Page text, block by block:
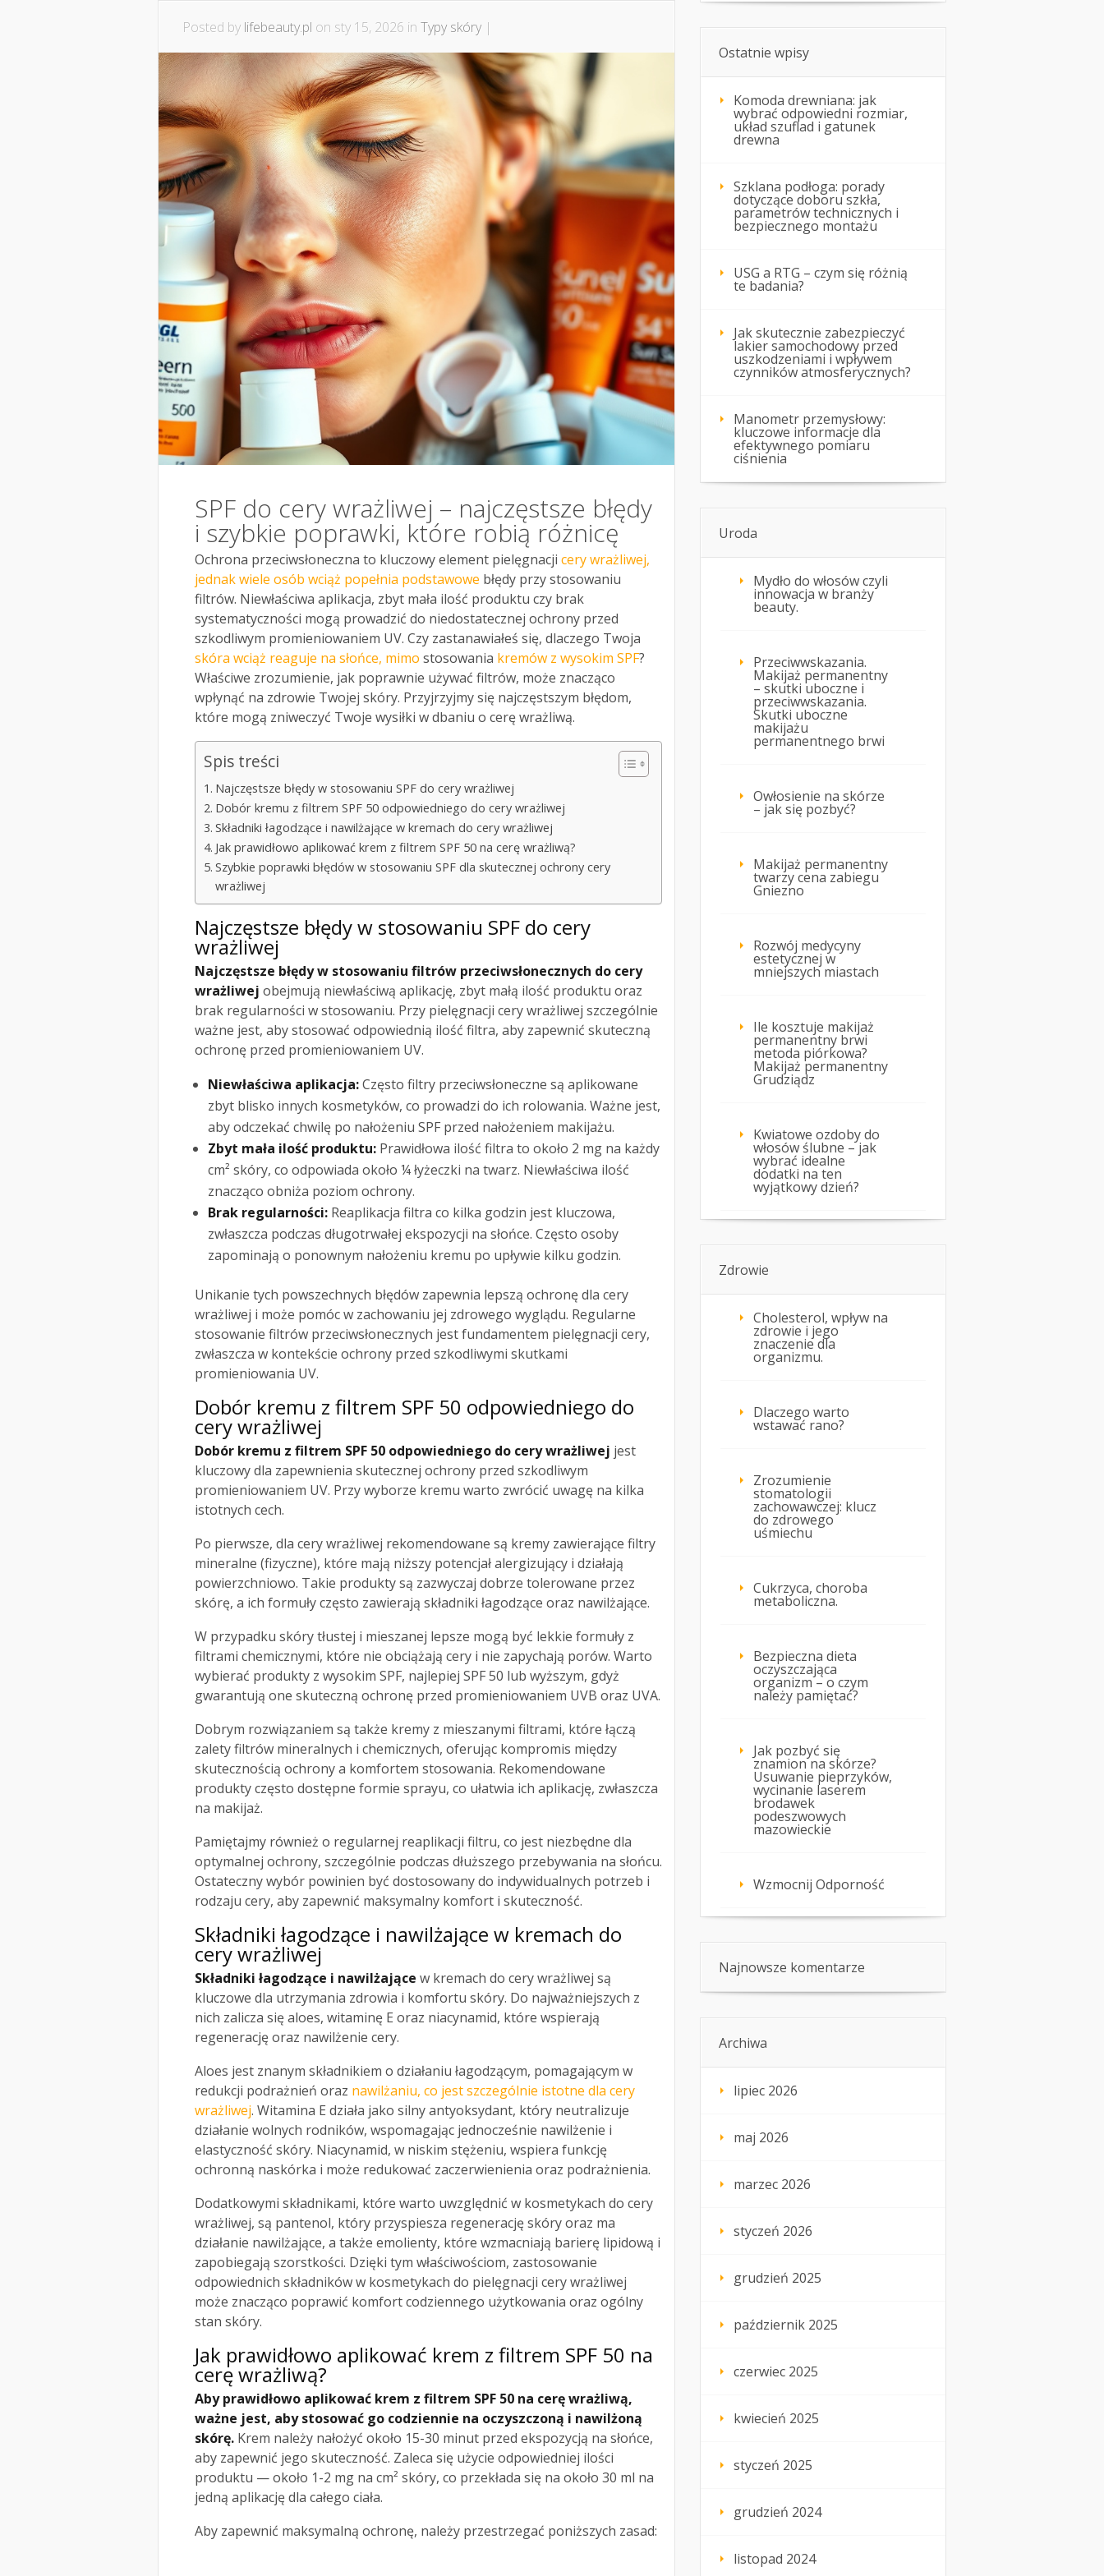
Posted by lifebeauty.pl on sty 15, 2026 in Typy skóry|
SPF do cery wrażliwej – najczęstsze błędy
i szybkie poprawki, które robią różnicę
Ochrona przeciwsłoneczna to kluczowy element pielęgnacji cery wrażliwej,
jednak wiele osób wciąż popełnia podstawowe błędy przy stosowaniu
filtrów. Niewłaściwa aplikacja, zbyt mała ilość produktu czy brak
systematyczności mogą prowadzić do niedostatecznej ochrony przed
szkodliwym promieniowaniem UV. Czy zastanawiałeś się, dlaczego Twoja
skóra wciąż reaguje na słońce, mimo stosowania kremów z wysokim SPF?
Właściwe zrozumienie, jak poprawnie używać filtrów, może znacząco
wpłynąć na zdrowie Twojej skóry. Przyjrzyjmy się najczęstszym błędom,
które mogą zniweczyć Twoje wysiłki w dbaniu o cerę wrażliwą.
Spis treści
Najczęstsze błędy w stosowaniu SPF do cery wrażliwej
Dobór kremu z filtrem SPF 50 odpowiedniego do cery wrażliwej
Składniki łagodzące i nawilżające w kremach do cery wrażliwej
Jak prawidłowo aplikować krem z filtrem SPF 50 na cerę wrażliwą?
Szybkie poprawki błędów w stosowaniu SPF dla skutecznej ochrony cery
wrażliwej
Najczęstsze błędy w stosowaniu SPF do cery
wrażliwej
Najczęstsze błędy w stosowaniu filtrów przeciwsłonecznych do cery
wrażliwej obejmują niewłaściwą aplikację, zbyt małą ilość produktu oraz
brak regularności w stosowaniu. Przy pielęgnacji cery wrażliwej szczególnie
ważne jest, aby stosować odpowiednią ilość filtra, aby zapewnić skuteczną
ochronę przed promieniowaniem UV.
Niewłaściwa aplikacja:Często filtry przeciwsłoneczne są aplikowane
zbyt blisko innych kosmetyków, co prowadzi do ich rolowania. Ważne jest,
aby odczekać chwilę po nałożeniu SPF przed nałożeniem makijażu.
Zbyt mała ilość produktu: Prawidłowa ilość filtra to około 2 mg na każdy
cm² skóry, co odpowiada około ¼ łyżeczki na twarz. Niewłaściwa ilość
znacząco obniża poziom ochrony.
Brak regularności: Reaplikacja filtra co kilka godzin jest kluczowa,
zwłaszcza podczas długotrwałej ekspozycji na słońce. Często osoby
zapominają o ponownym nałożeniu kremu po upływie kilku godzin.
Unikanie tych powszechnych błędów zapewnia lepszą ochronę dla cery
wrażliwej i może pomóc w zachowaniu jej zdrowego wyglądu. Regularne
stosowanie filtrów przeciwsłonecznych jest fundamentem pielęgnacji cery,
zwłaszcza w kontekście ochrony przed szkodliwymi skutkami
promieniowania UV.
Dobór kremu z filtrem SPF 50 odpowiedniego do
cery wrażliwej
Dobór kremu z filtrem SPF 50 odpowiedniego do cery wrażliwej jest
kluczowy dla zapewnienia skutecznej ochrony przed szkodliwym
promieniowaniem UV. Przy wyborze kremu warto zwrócić uwagę na kilka
istotnych cech.
Po pierwsze, dla cery wrażliwej rekomendowane są kremy zawierające filtry
mineralne (fizyczne), które mają niższy potencjał alergizujący i działają
powierzchniowo. Takie produkty są zazwyczaj dobrze tolerowane przez
skórę, a ich formuły często zawierają składniki łagodzące oraz nawilżające.
W przypadku skóry tłustej i mieszanej lepsze mogą być lekkie formuły z
filtrami chemicznymi, które nie obciążają cery i nie zapychają porów. Warto
wybierać produkty z wysokim SPF, najlepiej SPF 50 lub wyższym, gdyż
gwarantują one skuteczną ochronę przed promieniowaniem UVB oraz UVA.
Dobrym rozwiązaniem są także kremy z mieszanymi filtrami, które łączą
zalety filtrów mineralnych i chemicznych, oferując kompromis między
skutecznością ochrony a komfortem stosowania. Rekomendowane
produkty często dostępne formie sprayu, co ułatwia ich aplikację, zwłaszcza
na makijaż.
Pamiętajmy również o regularnej reaplikacji filtru, co jest niezbędne dla
optymalnej ochrony, szczególnie podczas dłuższego przebywania na słońcu.
Ostateczny wybór powinien być dostosowany do indywidualnych potrzeb i
rodzaju cery, aby zapewnić maksymalny komfort i skuteczność.
Składniki łagodzące i nawilżające w kremach do
cery wrażliwej
Składniki łagodzące i nawilżające w kremach do cery wrażliwej są
kluczowe dla utrzymania zdrowia i komfortu skóry. Do najważniejszych z
nich zalicza się aloes, witaminę E oraz niacynamid, które wspierają
regenerację oraz nawilżenie cery.
Aloes jest znanym składnikiem o działaniu łagodzącym, pomagającym w
redukcji podrażnień oraz nawilżaniu, co jest szczególnie istotne dla cery
wrażliwej. Witamina E działa jako silny antyoksydant, który neutralizuje
działanie wolnych rodników, wspomagając jednocześnie nawilżenie i
elastyczność skóry. Niacynamid, w niskim stężeniu, wspiera funkcję
ochronną naskórka i może redukować zaczerwienienia oraz podrażnienia.
Dodatkowymi składnikami, które warto uwzględnić w kosmetykach do cery
wrażliwej, są pantenol, który przyspiesza regenerację skóry oraz ma
działanie nawilżające, a także emolienty, które wzmacniają barierę lipidową i
zapobiegają szorstkości. Dzięki tym właściwościom, zastosowanie
odpowiednich składników w kosmetykach do pielęgnacji cery wrażliwej
może znacząco poprawić komfort codziennego użytkowania oraz ogólny
stan skóry.
Jak prawidłowo aplikować krem z filtrem SPF 50 na
cerę wrażliwą?
Aby prawidłowo aplikować krem z filtrem SPF 50 na cerę wrażliwą,
ważne jest, aby stosować go codziennie na oczyszczoną i nawilżoną
skórę. Krem należy nałożyć około 15-30 minut przed ekspozycją na słońce,
aby zapewnić jego skuteczność. Zaleca się użycie odpowiedniej ilości
produktu — około 1-2 mg na cm² skóry, co przekłada się na około 30 ml na
jedną aplikację dla całego ciała.
Aby zapewnić maksymalną ochronę, należy przestrzegać poniższych zasad:
Ostatnie wpisy
Komoda drewniana: jak
wybrać odpowiedni rozmiar,
układ szuflad i gatunek
drewna
Szklana podłoga: porady
dotyczące doboru szkła,
parametrów technicznych i
bezpiecznego montażu
USG a RTG – czym się różnią
te badania?
Jak skutecznie zabezpieczyć
lakier samochodowy przed
uszkodzeniami i wpływem
czynników atmosferycznych?
Manometr przemysłowy:
kluczowe informacje dla
efektywnego pomiaru
ciśnienia
Uroda
Mydło do włosów czyli
innowacja w branży
beauty.
Przeciwwskazania.
Makijaż permanentny
– skutki uboczne i
przeciwwskazania.
Skutki uboczne
makijażu
permanentnego brwi
Owłosienie na skórze
– jak się pozbyć?
Makijaż permanentny
twarzy cena zabiegu
Gniezno
Rozwój medycyny
estetycznej w
mniejszych miastach
Ile kosztuje makijaż
permanentny brwi
metoda piórkowa?
Makijaż permanentny
Grudziądz
Kwiatowe ozdoby do
włosów ślubne – jak
wybrać idealne
dodatki na ten
wyjątkowy dzień?
Zdrowie
Cholesterol, wpływ na
zdrowie i jego
znaczenie dla
organizmu.
Dlaczego warto
wstawać rano?
Zrozumienie
stomatologii
zachowawczej: klucz
do zdrowego
uśmiechu
Cukrzyca, choroba
metaboliczna.
Bezpieczna dieta
oczyszczająca
organizm – o czym
należy pamiętać?
Jak pozbyć się
znamion na skórze?
Usuwanie pieprzyków,
wycinanie laserem
brodawek
podeszwowych
mazowieckie
Wzmocnij Odporność
Najnowsze komentarze
Archiwa
lipiec 2026
maj 2026
marzec 2026
styczeń 2026
grudzień 2025
październik 2025
czerwiec 2025
kwiecień 2025
styczeń 2025
grudzień 2024
listopad 2024